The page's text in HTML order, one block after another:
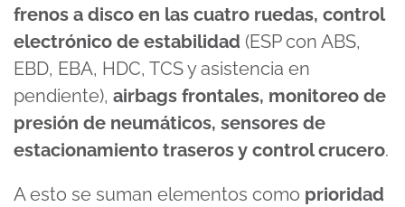
frenos a disco en las cuatro ruedas, control
electrónico de estabilidad (ESP con ABS,
EBD, EBA, HDC, TCS y asistencia en
pendiente), airbags frontales, monitoreo de
presión de neumáticos, sensores de
estacionamiento traseros y control crucero.
A esto se suman elementos como prioridad